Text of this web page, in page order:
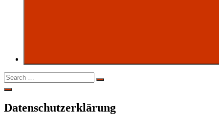
Search
for:
Search
Open
Datenschutzerklärung